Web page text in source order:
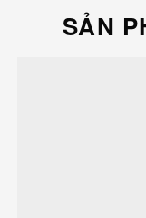
SẢN